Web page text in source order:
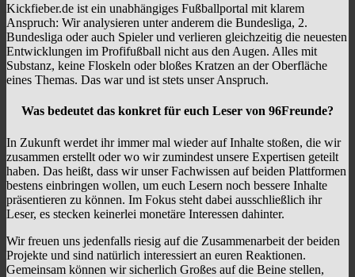
Kickfieber.de ist ein unabhängiges Fußballportal mit klarem
Anspruch: Wir analysieren unter anderem die Bundesliga, 2.
Bundesliga oder auch Spieler und verlieren gleichzeitig die neuesten
Entwicklungen im Profifußball nicht aus den Augen. Alles mit
Substanz, keine Floskeln oder bloßes Kratzen an der Oberfläche
eines Themas. Das war und ist stets unser Anspruch.
Was bedeutet das konkret für euch Leser von 96Freunde?
In Zukunft werdet ihr immer mal wieder auf Inhalte stoßen, die wir
zusammen erstellt oder wo wir zumindest unsere Expertisen geteilt
haben. Das heißt, dass wir unser Fachwissen auf beiden Plattformen
bestens einbringen wollen, um euch Lesern noch bessere Inhalte
präsentieren zu können. Im Fokus steht dabei ausschließlich ihr
Leser, es stecken keinerlei monetäre Interessen dahinter.
Wir freuen uns jedenfalls riesig auf die Zusammenarbeit der beiden
Projekte und sind natürlich interessiert an euren Reaktionen.
Gemeinsam können wir sicherlich Großes auf die Beine stellen,